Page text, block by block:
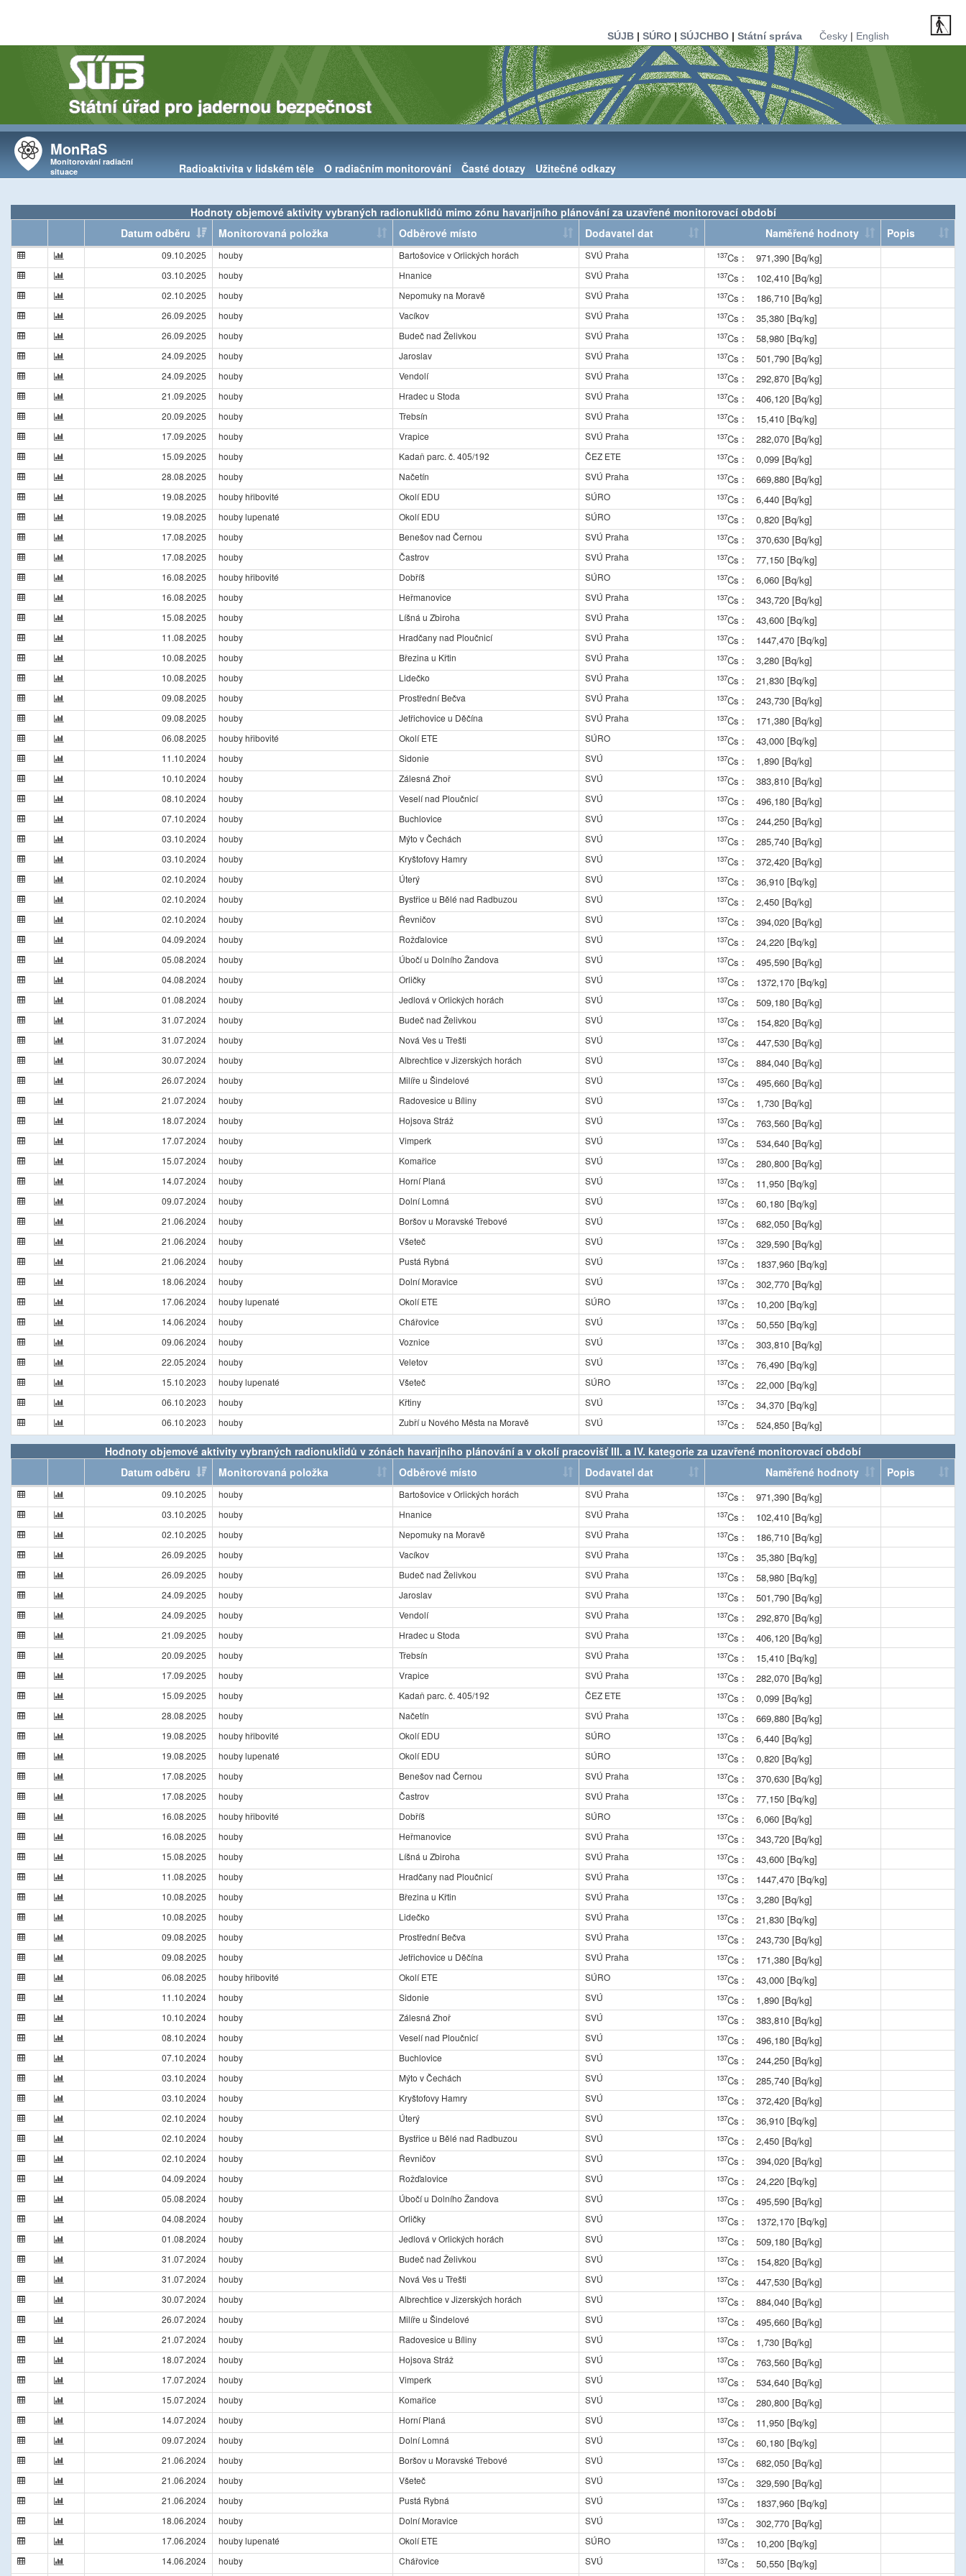
SÚJB | SÚRO | SÚJCHBO | Státní správa Česky | English
MonRaS
Monitorování radiační
situace
Radioaktivita v lidském těle O radiačním monitorování Časté dotazy Užitečné odkazy
Hodnoty objemové aktivity vybraných radionuklidů mimo zónu havarijního plánování za uzavřené monitorovací období
Datum odběru
Monitorovaná položka Odběrové místo Dodavatel dat Naměřené hodnoty Popis
09.10.2025 houby Bartošovice v Orlických horách SVÚ Praha 137Cs : 971,390 [Bq/kg]
03.10.2025 houby Hnanice SVÚ Praha 137Cs : 102,410 [Bq/kg]
02.10.2025 houby Nepomuky na Moravě SVÚ Praha 137Cs : 186,710 [Bq/kg]
26.09.2025 houby Vacíkov SVÚ Praha 137Cs : 35,380 [Bq/kg]
26.09.2025 houby Budeč nad Želivkou SVÚ Praha 137Cs : 58,980 [Bq/kg]
24.09.2025 houby Jaroslav SVÚ Praha 137Cs : 501,790 [Bq/kg]
24.09.2025 houby Vendolí SVÚ Praha 137Cs : 292,870 [Bq/kg]
21.09.2025 houby Hradec u Stoda SVÚ Praha 137Cs : 406,120 [Bq/kg]
20.09.2025 houby Třebsín SVÚ Praha 137Cs : 15,410 [Bq/kg]
17.09.2025 houby Vrapice SVÚ Praha 137Cs : 282,070 [Bq/kg]
15.09.2025 houby Kadaň parc. č. 405/192 ČEZ ETE 137Cs : 0,099 [Bq/kg]
28.08.2025 houby Načetín SVÚ Praha 137Cs : 669,880 [Bq/kg]
19.08.2025 houby hřibovité Okolí EDU SÚRO 137Cs : 6,440 [Bq/kg]
19.08.2025 houby lupenaté Okolí EDU SÚRO 137Cs : 0,820 [Bq/kg]
17.08.2025 houby Benešov nad Černou SVÚ Praha 137Cs : 370,630 [Bq/kg]
17.08.2025 houby Častrov SVÚ Praha 137Cs : 77,150 [Bq/kg]
16.08.2025 houby hřibovité Dobříš SÚRO 137Cs : 6,060 [Bq/kg]
16.08.2025 houby Heřmanovice SVÚ Praha 137Cs : 343,720 [Bq/kg]
15.08.2025 houby Líšná u Zbiroha SVÚ Praha 137Cs : 43,600 [Bq/kg]
11.08.2025 houby Hradčany nad Ploučnicí SVÚ Praha 137Cs : 1447,470 [Bq/kg]
10.08.2025 houby Březina u Křtin SVÚ Praha 137Cs : 3,280 [Bq/kg]
10.08.2025 houby Lidečko SVÚ Praha 137Cs : 21,830 [Bq/kg]
09.08.2025 houby Prostřední Bečva SVÚ Praha 137Cs : 243,730 [Bq/kg]
09.08.2025 houby Jetřichovice u Děčína SVÚ Praha 137Cs : 171,380 [Bq/kg]
06.08.2025 houby hřibovité Okolí ETE SÚRO 137Cs : 43,000 [Bq/kg]
11.10.2024 houby Sidonie SVÚ 137Cs : 1,890 [Bq/kg]
10.10.2024 houby Zálesná Zhoř SVÚ 137Cs : 383,810 [Bq/kg]
08.10.2024 houby Veselí nad Ploučnicí SVÚ 137Cs : 496,180 [Bq/kg]
07.10.2024 houby Buchlovice SVÚ 137Cs : 244,250 [Bq/kg]
03.10.2024 houby Mýto v Čechách SVÚ 137Cs : 285,740 [Bq/kg]
03.10.2024 houby Kryštofovy Hamry SVÚ 137Cs : 372,420 [Bq/kg]
02.10.2024 houby Úterý SVÚ 137Cs : 36,910 [Bq/kg]
02.10.2024 houby Bystřice u Bělé nad Radbuzou SVÚ 137Cs : 2,450 [Bq/kg]
02.10.2024 houby Řevničov SVÚ 137Cs : 394,020 [Bq/kg]
04.09.2024 houby Rožďalovice SVÚ 137Cs : 24,220 [Bq/kg]
05.08.2024 houby Úbočí u Dolního Žandova SVÚ 137Cs : 495,590 [Bq/kg]
04.08.2024 houby Orličky SVÚ 137Cs : 1372,170 [Bq/kg]
01.08.2024 houby Jedlová v Orlických horách SVÚ 137Cs : 509,180 [Bq/kg]
31.07.2024 houby Budeč nad Želivkou SVÚ 137Cs : 154,820 [Bq/kg]
31.07.2024 houby Nová Ves u Třešti SVÚ 137Cs : 447,530 [Bq/kg]
30.07.2024 houby Albrechtice v Jizerských horách SVÚ 137Cs : 884,040 [Bq/kg]
26.07.2024 houby Milíře u Šindelové SVÚ 137Cs : 495,660 [Bq/kg]
21.07.2024 houby Radovesice u Bíliny SVÚ 137Cs : 1,730 [Bq/kg]
18.07.2024 houby Hojsova Stráž SVÚ 137Cs : 763,560 [Bq/kg]
17.07.2024 houby Vimperk SVÚ 137Cs : 534,640 [Bq/kg]
15.07.2024 houby Komařice SVÚ 137Cs : 280,800 [Bq/kg]
14.07.2024 houby Horní Planá SVÚ 137Cs : 11,950 [Bq/kg]
09.07.2024 houby Dolní Lomná SVÚ 137Cs : 60,180 [Bq/kg]
21.06.2024 houby Boršov u Moravské Třebové SVÚ 137Cs : 682,050 [Bq/kg]
21.06.2024 houby Všeteč SVÚ 137Cs : 329,590 [Bq/kg]
21.06.2024 houby Pustá Rybná SVÚ 137Cs : 1837,960 [Bq/kg]
18.06.2024 houby Dolní Moravice SVÚ 137Cs : 302,770 [Bq/kg]
17.06.2024 houby lupenaté Okolí ETE SÚRO 137Cs : 10,200 [Bq/kg]
14.06.2024 houby Chářovice SVÚ 137Cs : 50,550 [Bq/kg]
09.06.2024 houby Voznice SVÚ 137Cs : 303,810 [Bq/kg]
22.05.2024 houby Veletov SVÚ 137Cs : 76,490 [Bq/kg]
15.10.2023 houby lupenaté Všeteč SÚRO 137Cs : 22,000 [Bq/kg]
06.10.2023 houby Křtiny SVÚ 137Cs : 34,370 [Bq/kg]
06.10.2023 houby Zubří u Nového Města na Moravě SVÚ 137Cs : 524,850 [Bq/kg]
Hodnoty objemové aktivity vybraných radionuklidů v zónách havarijního plánování a v okolí pracovišť III. a IV. kategorie za uzavřené monitorovací období
Datum odběru
Monitorovaná položka Odběrové místo Dodavatel dat Naměřené hodnoty Popis
09.10.2025 houby Bartošovice v Orlických horách SVÚ Praha 137Cs : 971,390 [Bq/kg]
03.10.2025 houby Hnanice SVÚ Praha 137Cs : 102,410 [Bq/kg]
02.10.2025 houby Nepomuky na Moravě SVÚ Praha 137Cs : 186,710 [Bq/kg]
26.09.2025 houby Vacíkov SVÚ Praha 137Cs : 35,380 [Bq/kg]
26.09.2025 houby Budeč nad Želivkou SVÚ Praha 137Cs : 58,980 [Bq/kg]
24.09.2025 houby Jaroslav SVÚ Praha 137Cs : 501,790 [Bq/kg]
24.09.2025 houby Vendolí SVÚ Praha 137Cs : 292,870 [Bq/kg]
21.09.2025 houby Hradec u Stoda SVÚ Praha 137Cs : 406,120 [Bq/kg]
20.09.2025 houby Třebsín SVÚ Praha 137Cs : 15,410 [Bq/kg]
17.09.2025 houby Vrapice SVÚ Praha 137Cs : 282,070 [Bq/kg]
15.09.2025 houby Kadaň parc. č. 405/192 ČEZ ETE 137Cs : 0,099 [Bq/kg]
28.08.2025 houby Načetín SVÚ Praha 137Cs : 669,880 [Bq/kg]
19.08.2025 houby hřibovité Okolí EDU SÚRO 137Cs : 6,440 [Bq/kg]
19.08.2025 houby lupenaté Okolí EDU SÚRO 137Cs : 0,820 [Bq/kg]
17.08.2025 houby Benešov nad Černou SVÚ Praha 137Cs : 370,630 [Bq/kg]
17.08.2025 houby Častrov SVÚ Praha 137Cs : 77,150 [Bq/kg]
16.08.2025 houby hřibovité Dobříš SÚRO 137Cs : 6,060 [Bq/kg]
16.08.2025 houby Heřmanovice SVÚ Praha 137Cs : 343,720 [Bq/kg]
15.08.2025 houby Líšná u Zbiroha SVÚ Praha 137Cs : 43,600 [Bq/kg]
11.08.2025 houby Hradčany nad Ploučnicí SVÚ Praha 137Cs : 1447,470 [Bq/kg]
10.08.2025 houby Březina u Křtin SVÚ Praha 137Cs : 3,280 [Bq/kg]
10.08.2025 houby Lidečko SVÚ Praha 137Cs : 21,830 [Bq/kg]
09.08.2025 houby Prostřední Bečva SVÚ Praha 137Cs : 243,730 [Bq/kg]
09.08.2025 houby Jetřichovice u Děčína SVÚ Praha 137Cs : 171,380 [Bq/kg]
06.08.2025 houby hřibovité Okolí ETE SÚRO 137Cs : 43,000 [Bq/kg]
11.10.2024 houby Sidonie SVÚ 137Cs : 1,890 [Bq/kg]
10.10.2024 houby Zálesná Zhoř SVÚ 137Cs : 383,810 [Bq/kg]
08.10.2024 houby Veselí nad Ploučnicí SVÚ 137Cs : 496,180 [Bq/kg]
07.10.2024 houby Buchlovice SVÚ 137Cs : 244,250 [Bq/kg]
03.10.2024 houby Mýto v Čechách SVÚ 137Cs : 285,740 [Bq/kg]
03.10.2024 houby Kryštofovy Hamry SVÚ 137Cs : 372,420 [Bq/kg]
02.10.2024 houby Úterý SVÚ 137Cs : 36,910 [Bq/kg]
02.10.2024 houby Bystřice u Bělé nad Radbuzou SVÚ 137Cs : 2,450 [Bq/kg]
02.10.2024 houby Řevničov SVÚ 137Cs : 394,020 [Bq/kg]
04.09.2024 houby Rožďalovice SVÚ 137Cs : 24,220 [Bq/kg]
05.08.2024 houby Úbočí u Dolního Žandova SVÚ 137Cs : 495,590 [Bq/kg]
04.08.2024 houby Orličky SVÚ 137Cs : 1372,170 [Bq/kg]
01.08.2024 houby Jedlová v Orlických horách SVÚ 137Cs : 509,180 [Bq/kg]
31.07.2024 houby Budeč nad Želivkou SVÚ 137Cs : 154,820 [Bq/kg]
31.07.2024 houby Nová Ves u Třešti SVÚ 137Cs : 447,530 [Bq/kg]
30.07.2024 houby Albrechtice v Jizerských horách SVÚ 137Cs : 884,040 [Bq/kg]
26.07.2024 houby Milíře u Šindelové SVÚ 137Cs : 495,660 [Bq/kg]
21.07.2024 houby Radovesice u Bíliny SVÚ 137Cs : 1,730 [Bq/kg]
18.07.2024 houby Hojsova Stráž SVÚ 137Cs : 763,560 [Bq/kg]
17.07.2024 houby Vimperk SVÚ 137Cs : 534,640 [Bq/kg]
15.07.2024 houby Komařice SVÚ 137Cs : 280,800 [Bq/kg]
14.07.2024 houby Horní Planá SVÚ 137Cs : 11,950 [Bq/kg]
09.07.2024 houby Dolní Lomná SVÚ 137Cs : 60,180 [Bq/kg]
21.06.2024 houby Boršov u Moravské Třebové SVÚ 137Cs : 682,050 [Bq/kg]
21.06.2024 houby Všeteč SVÚ 137Cs : 329,590 [Bq/kg]
21.06.2024 houby Pustá Rybná SVÚ 137Cs : 1837,960 [Bq/kg]
18.06.2024 houby Dolní Moravice SVÚ 137Cs : 302,770 [Bq/kg]
17.06.2024 houby lupenaté Okolí ETE SÚRO 137Cs : 10,200 [Bq/kg]
14.06.2024 houby Chářovice SVÚ 137Cs : 50,550 [Bq/kg]